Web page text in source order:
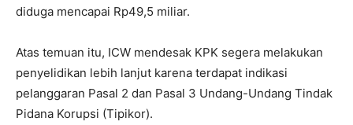
diduga mencapai Rp49,5 miliar.
Atas temuan itu, ICW mendesak KPK segera melakukan
penyelidikan lebih lanjut karena terdapat indikasi
pelanggaran Pasal 2 dan Pasal 3 Undang-Undang Tindak
Pidana Korupsi (Tipikor).